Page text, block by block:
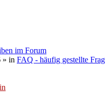
im Forum
» in FAQ - häufig gestellte